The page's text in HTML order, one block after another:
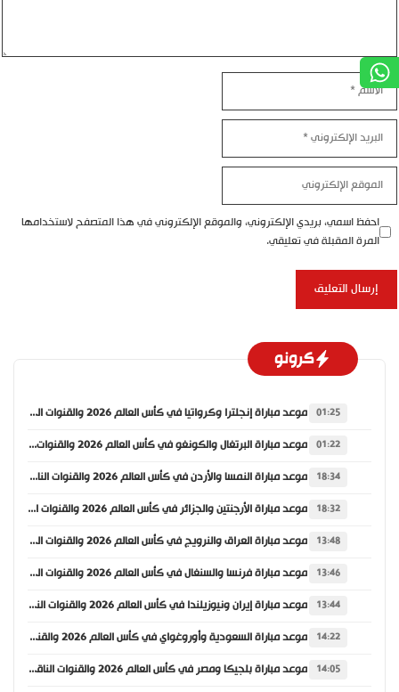
احفظ اسمي، بريدي الإلكتروني، والموقع الإلكتروني في هذا المتصفح لاستخدامها
المرة المقبلة في تعليقي.
كرونو
01:25 موعد مباراة إنجلترا وكرواتيا في كأس العالم 2026 والقنوات الناقلة
01:22 موعد مباراة البرتغال والكونغو في كأس العالم 2026 والقنوات الناقلة
18:34 موعد مباراة النمسا والأردن في كأس العالم 2026 والقنوات الناقلة
18:32 موعد مباراة الأرجنتين والجزائر في كأس العالم 2026 والقنوات الناقلة
13:48 موعد مباراة العراق والنرويج في كأس العالم 2026 والقنوات الناقلة
13:46 موعد مباراة فرنسا والسنغال في كأس العالم 2026 والقنوات الناقلة
13:44 موعد مباراة إيران ونيوزيلندا في كأس العالم 2026 والقنوات الناقلة
14:22 موعد مباراة السعودية وأوروغواي في كأس العالم 2026 والقنوات الناقلة
14:05 موعد مباراة بلجيكا ومصر في كأس العالم 2026 والقنوات الناقلة